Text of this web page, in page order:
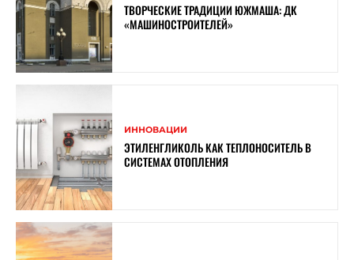
ТВОРЧЕСКИЕ ТРАДИЦИИ ЮЖМАША: ДК
«МАШИНОСТРОИТЕЛЕЙ»
ИННОВАЦИИ
ЭТИЛЕНГЛИКОЛЬ КАК ТЕПЛОНОСИТЕЛЬ В
СИСТЕМАХ ОТОПЛЕНИЯ